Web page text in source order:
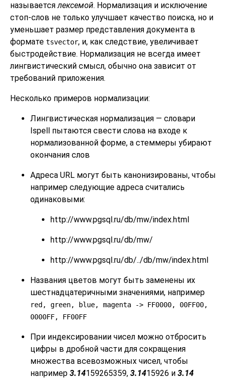
называетсялексемой. Нормализация и исключение
стоп-слов не только улучшает качество поиска, но и
уменьшает размер представления документа в
формате tsvector, и, как следствие, увеличивает
быстродействие. Нормализация не всегда имеет
лингвистический смысл, обычно она зависит от
требований приложения.
Несколько примеров нормализации:
Лингвистическая нормализация — словари
Ispell пытаются свести слова на входе к
нормализованной форме, а стеммеры убирают
окончания слов
Адреса URL могут быть канонизированы, чтобы
например следующие адреса считались
одинаковыми:
http://www.pgsql.ru/db/mw/index.html
http://www.pgsql.ru/db/mw/
http://www.pgsql.ru/db/../db/mw/index.html
Названия цветов могут быть заменены их
шестнадцатеричными значениями, например
red, green, blue, magenta -> FF0000, 00FF00,
0000FF, FF00FF
При индексировании чисел можно отбросить
цифры в дробной части для сокращения
множества всевозможных чисел, чтобы
например 3.14159265359, 3.1415926 и 3.14